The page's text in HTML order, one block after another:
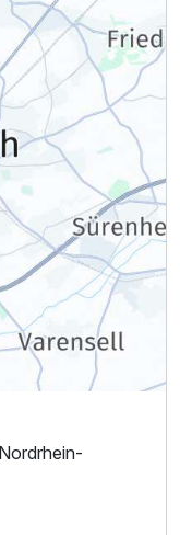
p.P. ab165,00 €